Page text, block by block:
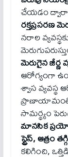
చేయడం ద్వారా
రక్తప్రసరణ
నరాల
మెరుగైన జీర్ణ
ఆరోగ్యంగా
శ్వాస వ్యవస్థ
ప్రాణాయామంతో
సామర్థ్యం
మానసిక
స్ట్రెస్‌, ఆత్రం
కలిగించి,